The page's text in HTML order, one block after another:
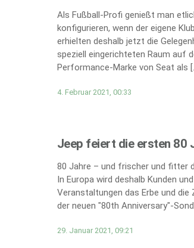
Als Fußball-Profi genießt man
konfigurieren, wenn der eigene
erhielten deshalb jetzt die
speziell eingerichteten Raum auf
Performance-Marke von Seat als
4. Februar 2021, 00:33
Jeep feiert die ersten 80
80 Jahre – und frischer und fitter
In Europa wird deshalb Kunden
Veranstaltungen das Erbe und
der neuen "80th Anniversary"-
29. Januar 2021, 09:21